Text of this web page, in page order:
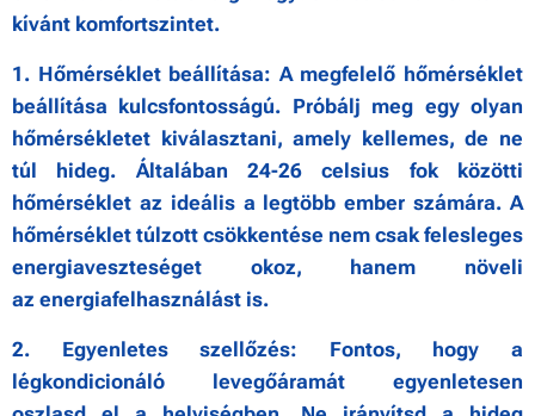
kívánt komfortszintet.
1. Hőmérséklet beállítása: A megfelelő hőmérséklet
beállítása kulcsfontosságú. Próbálj meg egy olyan
hőmérsékletet kiválasztani, amely kellemes, de ne
túl hideg. Általában 24-26celsius fok közötti
hőmérséklet az ideális a legtöbb ember számára. A
hőmérséklet túlzott csökkentése nem csak felesleges
energiaveszteséget okoz, hanem növeli
az energiafelhasználást is.
2. Egyenletes szellőzés: Fontos, hogy a
légkondicionáló levegőáramát egyenletesen